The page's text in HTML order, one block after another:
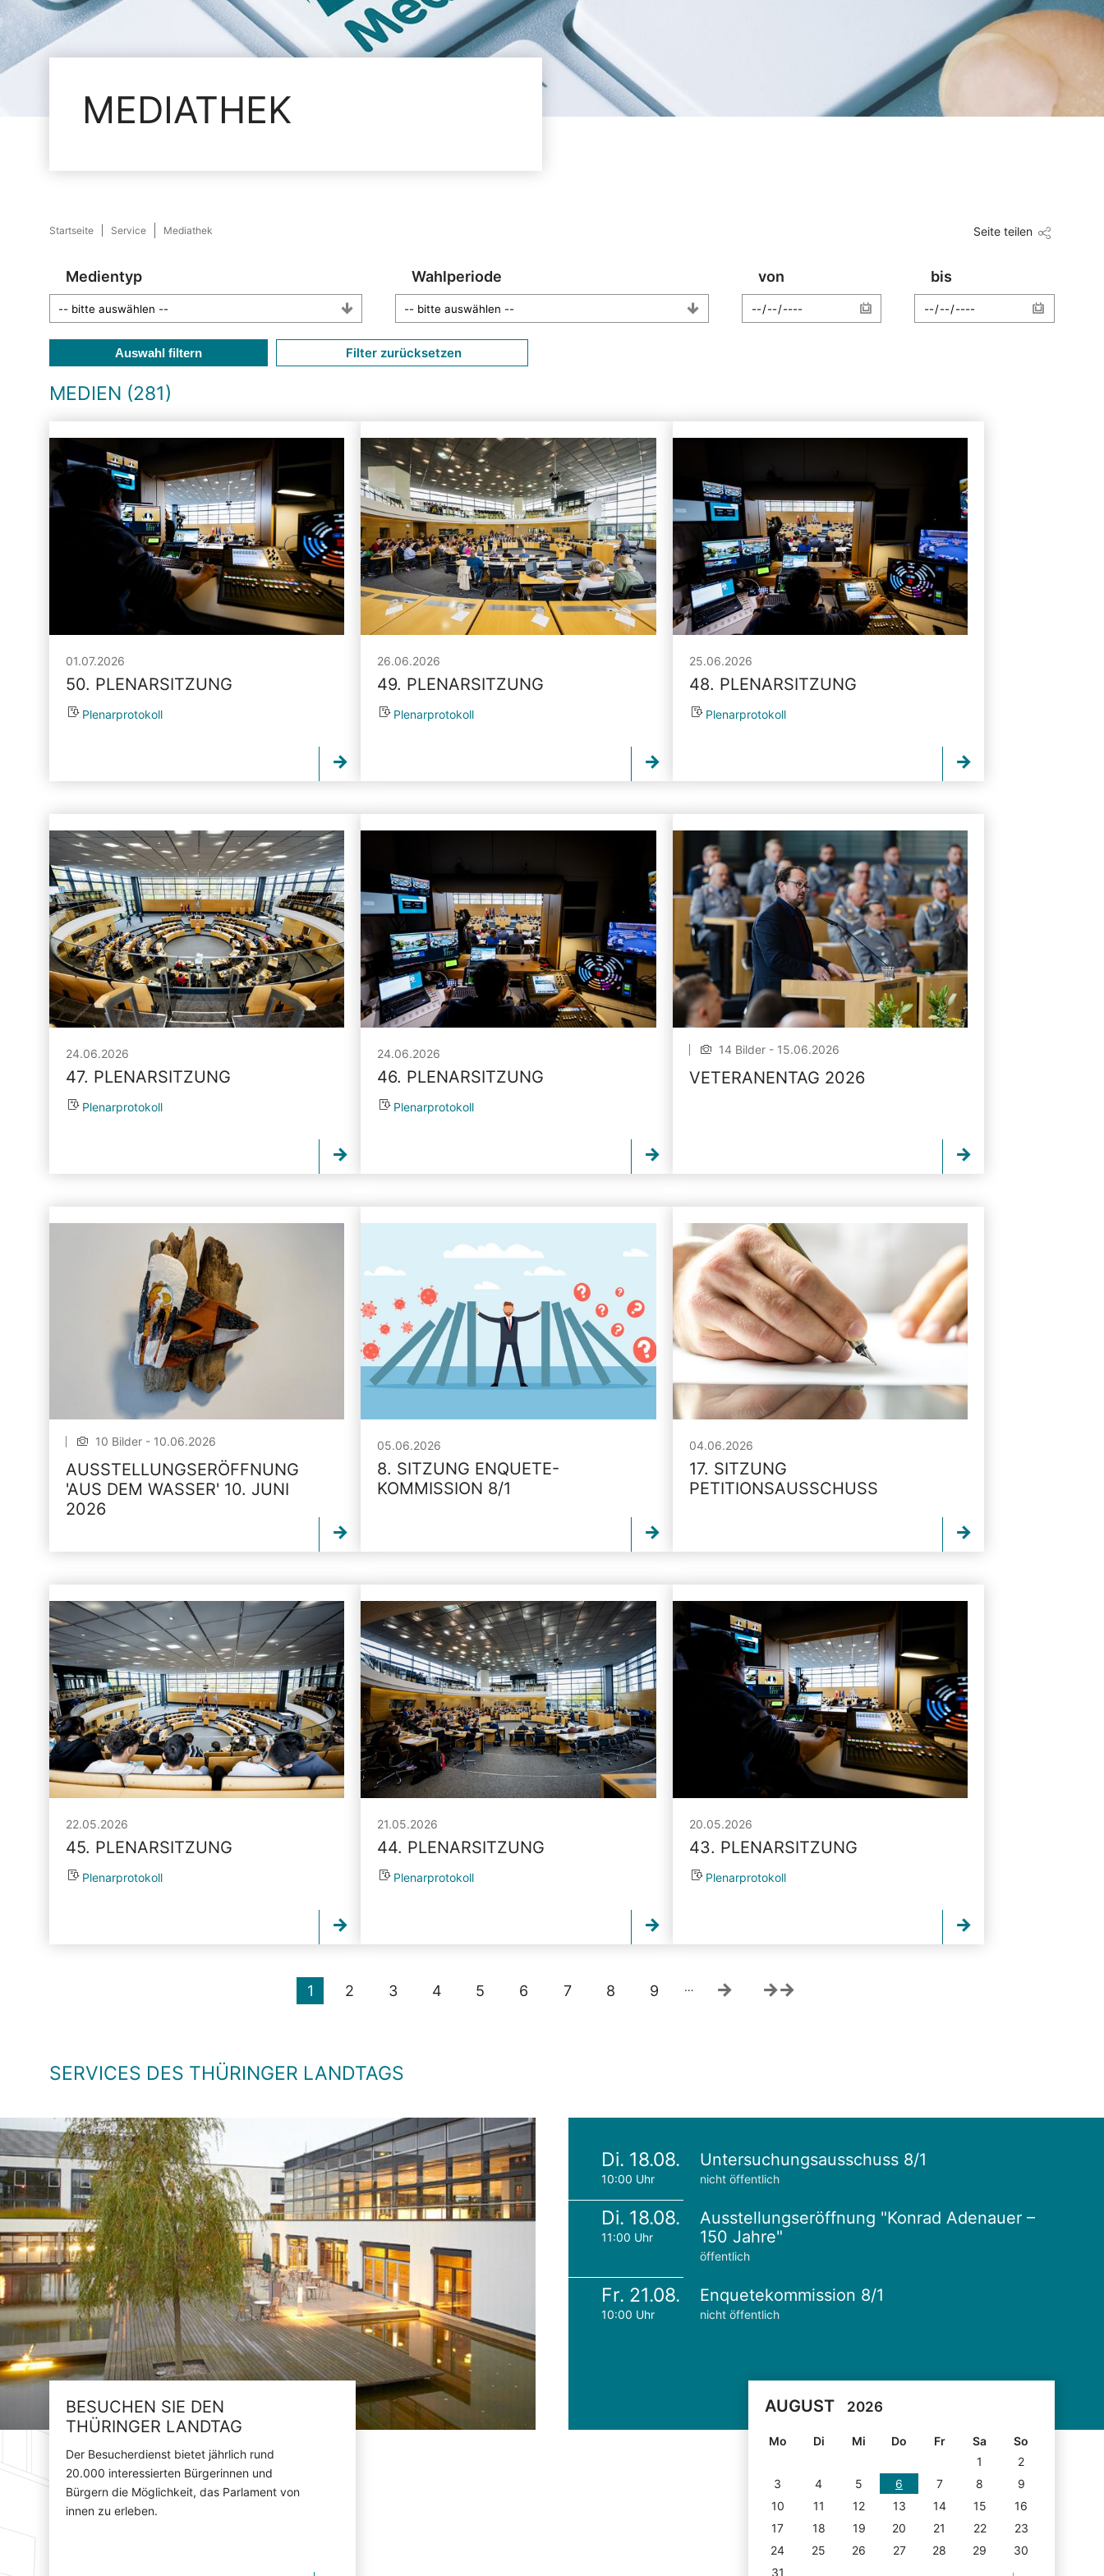
MEDIATHEK
Startseite Service Mediathek Seite teilen
Medientyp Wahlperiode von bis
Auswahl filtern Filter zurücksetzen
MEDIEN (281)
01.07.2026
50. PLENARSITZUNG
Plenarprotokoll
26.06.2026
49. PLENARSITZUNG
Plenarprotokoll
25.06.2026
48. PLENARSITZUNG
Plenarprotokoll
24.06.2026
47. PLENARSITZUNG
Plenarprotokoll
24.06.2026
46. PLENARSITZUNG
Plenarprotokoll
14 Bilder - 15.06.2026
VETERANENTAG 2026
10 Bilder - 10.06.2026
AUSSTELLUNGSERÖFFNUNG
'AUS DEM WASSER' 10. JUNI
2026
05.06.2026
8. SITZUNG ENQUETE-
KOMMISSION 8/1
04.06.2026
17. SITZUNG
PETITIONSAUSSCHUSS
22.05.2026
45. PLENARSITZUNG
Plenarprotokoll
21.05.2026
44. PLENARSITZUNG
Plenarprotokoll
20.05.2026
43. PLENARSITZUNG
Plenarprotokoll
1 2 3 4 5 6 7 8 9 …
SERVICES DES THÜRINGER LANDTAGS
BESUCHEN SIE DEN
THÜRINGER LANDTAG
Der Besucherdienst bietet jährlich rund
20.000 interessierten Bürgerinnen und
Bürgern die Möglichkeit, das Parlament von
innen zu erleben.
Di. 18.08.
10:00 Uhr
Untersuchungsausschuss 8/1
nicht öffentlich
Di. 18.08.
11:00 Uhr
Ausstellungseröffnung "Konrad Adenauer –
150 Jahre"
öffentlich
Fr. 21.08.
10:00 Uhr
Enquetekommission 8/1
nicht öffentlich
AUGUST 2026
Mo Di Mi Do Fr Sa
So
1
2
3
4 5 6 7 8
9
10
11 12 13 14 15
16
17
18 19 20 21 22
23
24
25 26 27 28 29
30
31